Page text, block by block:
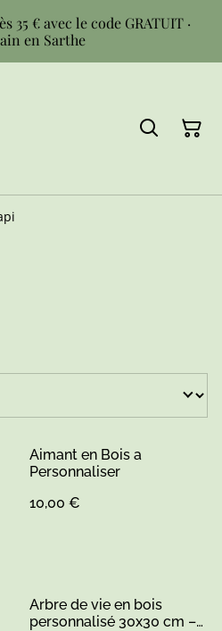
35 € avec le code GRATUIT ·
en Sarthe
Aimant en Bois a
Personnaliser
10,00 €
Arbre de vie en bois
personnalisé 30x30 cm –